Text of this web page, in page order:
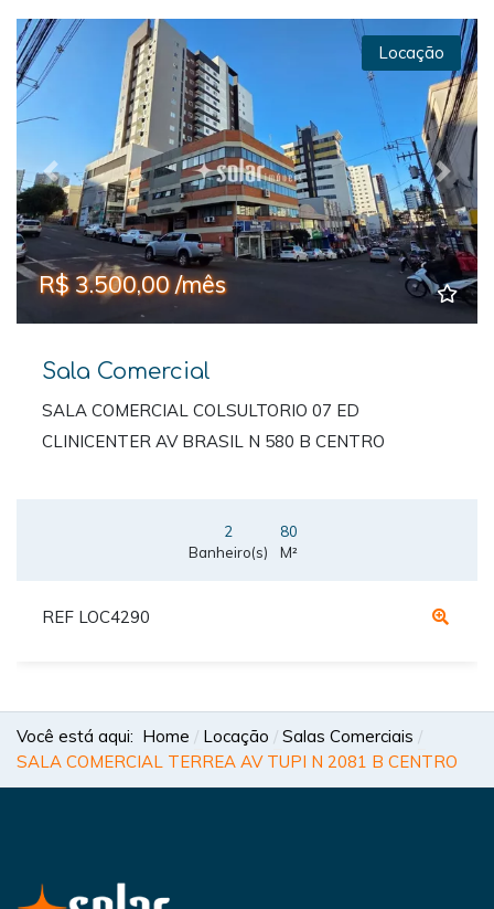
Previous Next
Locação
R$ 3.500,00 /mês
Sala Comercial
SALA COMERCIAL COLSULTORIO 07 ED
CLINICENTER AV BRASIL N 580 B CENTRO
2
Banheiro(s)
80
M²
REF LOC4290
Você está aqui: Home Locação
Salas Comerciais
SALA COMERCIAL TERREA AV TUPI N 2081 B CENTRO